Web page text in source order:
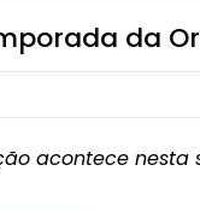
Laudos
da
acontece nesta